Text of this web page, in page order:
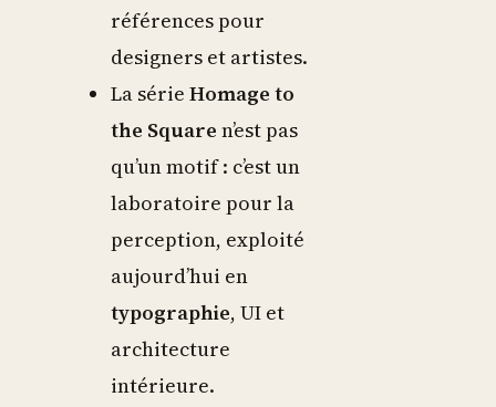
références pour
designers et artistes.
La série Homage to
the Square n’est pas
qu’un motif : c’est un
laboratoire pour la
perception, exploité
aujourd’hui en
typographie, UI et
architecture
intérieure.